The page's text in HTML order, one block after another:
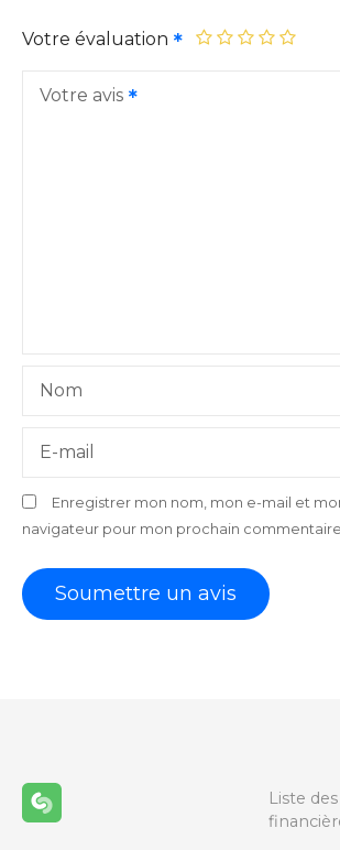
Votre évaluation
Votre avis
Nom
E-mail
Enregistrer mon nom, mon e-mail et
navigateur pour mon prochain commentaire.
Liste